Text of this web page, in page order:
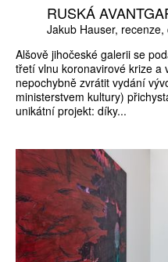
RUSKÁ
Jakub Hauser recenze
Alšově jihočeské galerii se
třetí vlnu koronavirové krize a
nepochybně zvrátit vydání
ministerstvem kultury)
unikátní projekt: díky...